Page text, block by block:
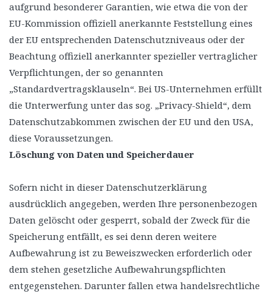
aufgrund besonderer Garantien, wie etwa die von der
EU-Kommission offiziell anerkannte Feststellung eines
der EU entsprechenden Datenschutzniveaus oder der
Beachtung offiziell anerkannter spezieller vertraglicher
Verpflichtungen, der so genannten
„Standardvertragsklauseln“. Bei US-Unternehmen erfüllt
die Unterwerfung unter das sog. „Privacy-Shield“, dem
Datenschutzabkommen zwischen der EU und den USA,
diese Voraussetzungen.
Löschung von Daten und Speicherdauer
Sofern nicht in dieser Datenschutzerklärung
ausdrücklich angegeben, werden Ihre personenbezogen
Daten gelöscht oder gesperrt, sobald der Zweck für die
Speicherung entfällt, es sei denn deren weitere
Aufbewahrung ist zu Beweiszwecken erforderlich oder
dem stehen gesetzliche Aufbewahrungspflichten
entgegenstehen. Darunter fallen etwa handelsrechtliche